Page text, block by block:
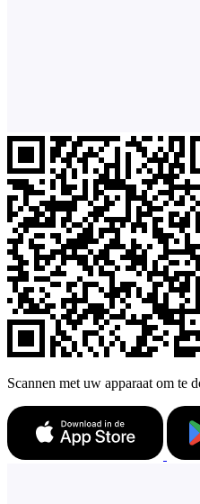
Scannen met uw apparaat om te